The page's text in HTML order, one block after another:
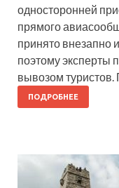
односторонней
прямого
принято внезапно
поэтому эксперты
вывозом туристов.
ПОДРОБНЕЕ